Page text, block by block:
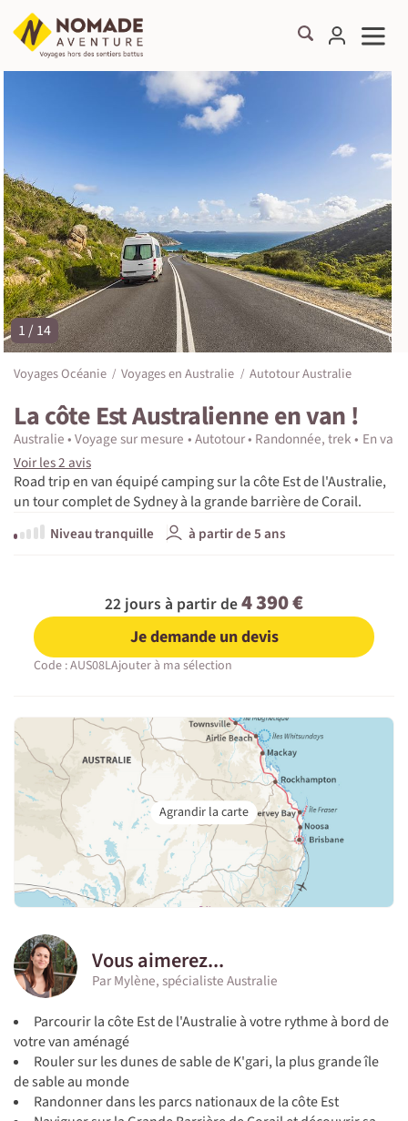
©
1 / 14
Voyages Océanie Voyages en Australie Autotour Australie
La côte Est Australienne en van !
Australie Voyage sur mesure Autotour Randonnée, trek
En van
Voir les 2 avis
Road trip en van équipé camping sur la côte Est de l'Australie,
un tour complet de Sydney à la grande barrière de Corail.
Niveau tranquille
à partir de 5 ans
22 jours à partir de4 390 €
Je demande un devis
Code : AUS08LAjouter à ma sélection
Vous aimerez...
Par Mylène, spécialiste Australie
Parcourir la côte Est de l'Australie à votre rythme à bord de
votre van aménagé
Rouler sur les dunes de sable de K'gari, la plus grande île
de sable au monde
Randonner dans les parcs nationaux de la côte Est